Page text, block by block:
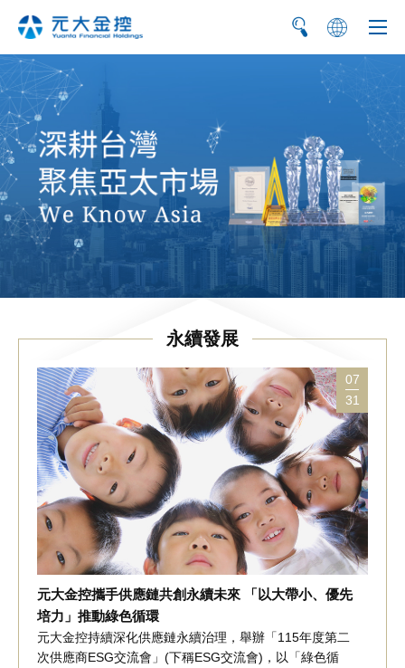
简 EN
永續發展
07
31
元大金控攜手供應鏈共創永續未來 「以大帶小、優先
培力」推動綠色循環
元大金控持續深化供應鏈永續治理，舉辦「115年度第二
次供應商ESG交流會」(下稱ESG交流會)，以「綠色循